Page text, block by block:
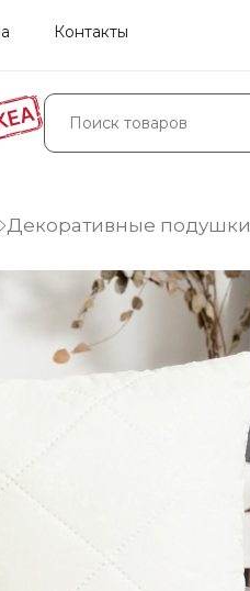
Контакты
Декоративные подушки